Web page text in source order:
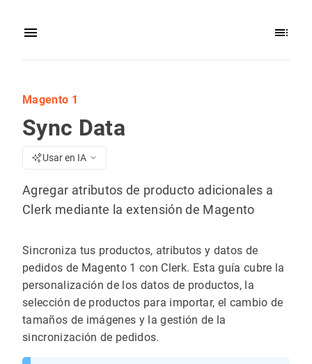
Magento 1
Sync Data
Usar en IA
Agregar atributos de producto adicionales a
Clerk mediante la extensión de Magento
Sincroniza tus productos, atributos y datos de
pedidos de Magento 1 con Clerk. Esta guía cubre la
personalización de los datos de productos, la
selección de productos para importar, el cambio de
tamaños de imágenes y la gestión de la
sincronización de pedidos.